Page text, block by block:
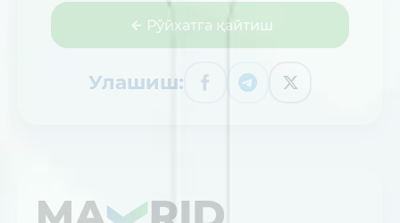
Рўйхатга қайтиш
Улашиш: